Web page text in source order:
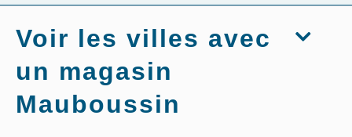
Voir les villes avec
un magasin
Mauboussin